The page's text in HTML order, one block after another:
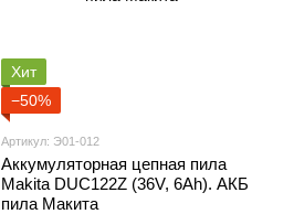
Хит
−50%
Артикул: Э01-012
Аккумуляторная цепная пила
Makita DUC122Z (36V, 6Ah). АКБ
пила Макита